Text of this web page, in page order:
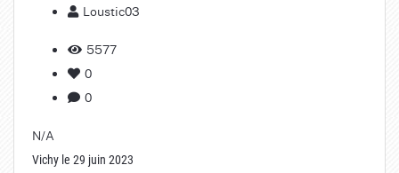
Loustic03
5577
0
0
N/A
Vichy le 29 juin 2023